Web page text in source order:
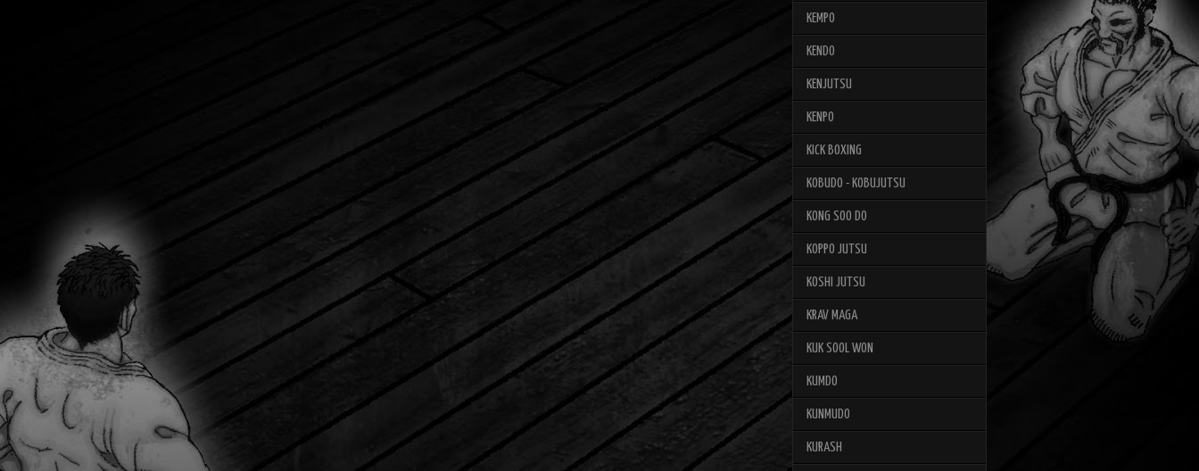
KEMPO
KENDO
KENJUTSU
KENPO
KICK BOXING
KOBUDO - KOBUJUTSU
KONG SOO DO
KOPPO JUTSU
KOSHI JUTSU
KRAV MAGA
KUK SOOL WON
KUMDO
KUNMUDO
KURASH